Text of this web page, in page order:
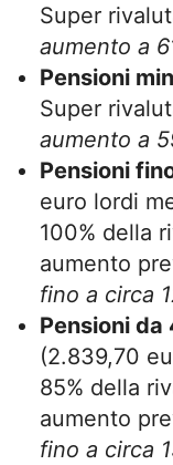
Super
aumento a
Pensioni
Super
aumento a
Pensioni
euro lordi
100% della
aumento
fino a circa
Pensioni da
(2.839,70
85% della
aumento
fino a circa